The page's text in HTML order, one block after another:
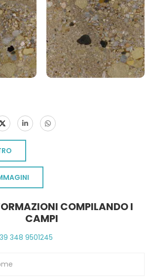
COMPILANDO I
CAMPI
348 9501245